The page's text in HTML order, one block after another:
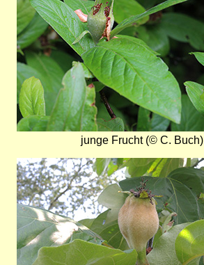
junge Frucht (© C. Buch)
Bild